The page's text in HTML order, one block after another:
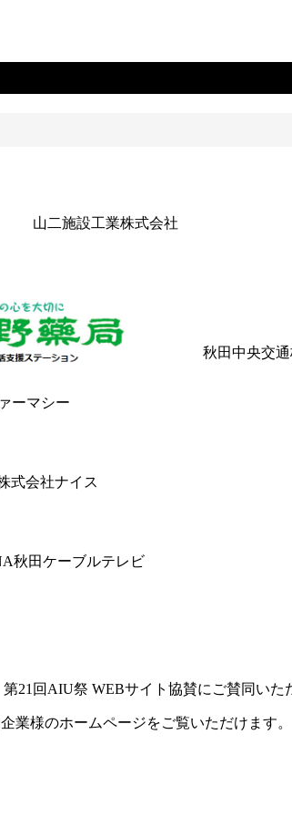
山二施設工業株式会社
ーマシー
秋田中央交
式会社ナイス
秋田ケーブルテレビ
回AIU祭 WEBサイト協賛にご賛同いた
様のホームページをご覧いただけます。